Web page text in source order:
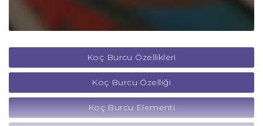
Koç Burcu Özellikleri
Koç Burcu Özelliği
Koç Burcu Elementi